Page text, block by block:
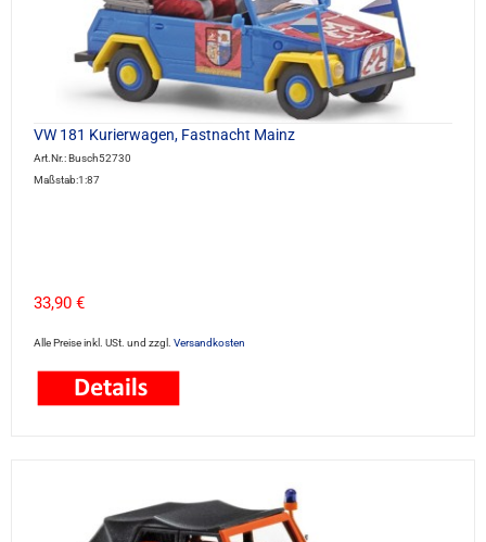
VW 181 Kurierwagen, Fastnacht Mainz
Art.Nr.: Busch52730
Maßstab:1:87
33,90 €
Alle Preise inkl. USt. und zzgl. Versandkosten